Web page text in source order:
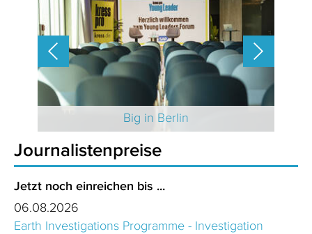
Big in Berlin
Journalistenpreise
Jetzt noch einreichen bis ...
06.08.2026
Earth Investigations Programme - Investigation